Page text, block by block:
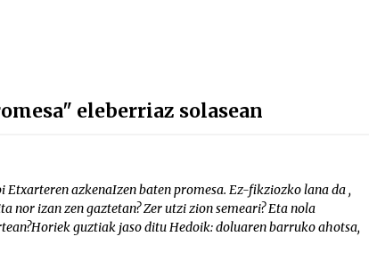
eleberriaz solasean
azkenaIzen baten promesa. Ez-fikziozko lana da ,
izan zen gaztetan? Zer utzi zion semeari? Eta nola
guztiak jaso ditu Hedoik: doluaren barruko ahotsa,